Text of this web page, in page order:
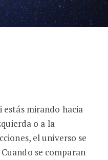
que el
mirando hacia
o a la
el universo se
se comparan